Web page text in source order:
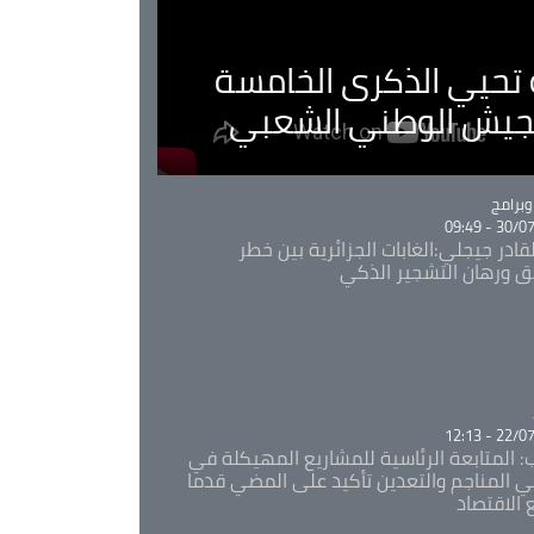
تحيي الذكرى الخامسة
الوطني الشعبي
30/07/
جيجلي:الغابات الجزائرية بين خطر
ورهان التشجير الذكي
22/07/
المتابعة الرئاسية للمشاريع المهيكلة في
المناجم والتعدين تأكيد على المضي قدما
الاقتصاد